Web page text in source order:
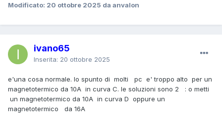
Modificato: 20 ottobre 2025 da anvalon
ivano65
Inserita: 20 ottobre 2025
e'una cosa normale. lo spunto di molti pc e' troppo alto per un
magnetotermico da 10A in curva C. le soluzioni sono 2 : o metti
un magnetotermico da 10A in curva D oppure un
magnetotermico da 16A